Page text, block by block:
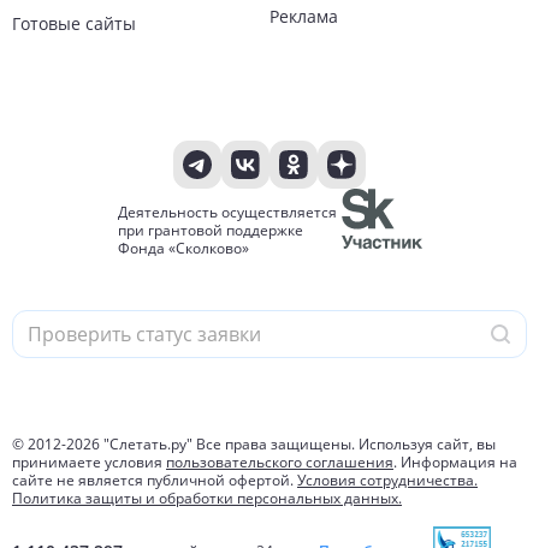
Готовые сайты
Реклама
Деятельность осуществляется
при грантовой поддержке
Фонда «Сколково»
© 2012-2026"Слетать.ру" Все права защищены. Используя сайт, вы
принимаете условия пользовательского соглашения. Информация на
сайте не является публичной офертой.Условия сотрудничества.
Политика защиты и обработки персональных данных.